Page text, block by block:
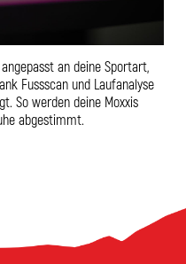
an deine Sportart,
Fussscan und Laufanalyse
So werden deine Moxxis
abgestimmt.